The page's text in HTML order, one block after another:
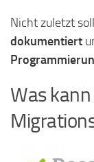
Nicht zuletzt
dokumentiert
Was